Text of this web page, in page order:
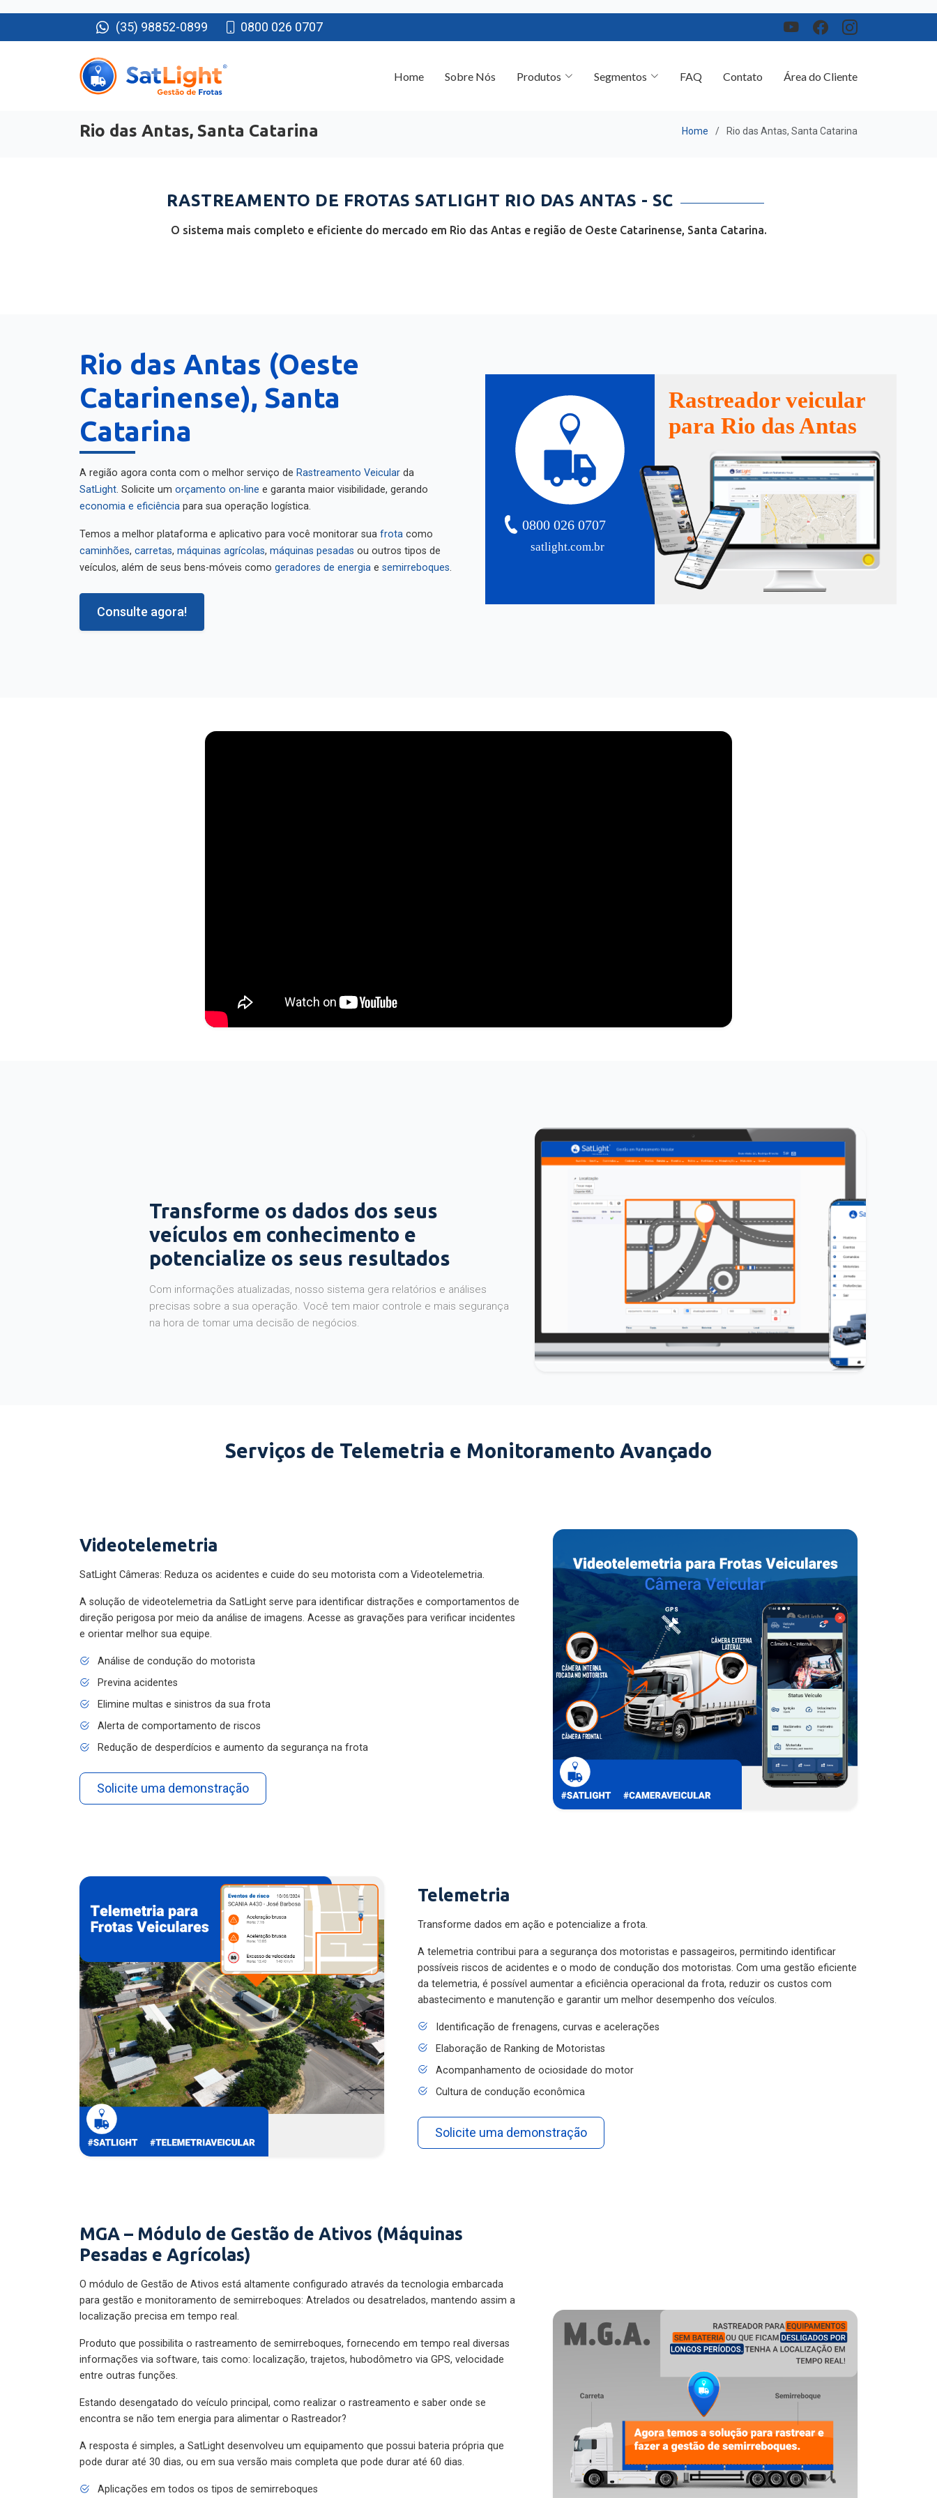
(35) 98852-0899 0800 026 0707
Rio das Antas, Santa Catarina
RASTREAMENTO DE FROTAS SATLIGHT RIO DAS ANTAS - SC
O sistema mais completo e eficiente do mercado em Rio das Antas e região de Oeste Catarinense, Santa Catarina.
Rio das Antas (Oeste
Catarinense), Santa
Catarina
A região agora conta com o melhor serviço de Rastreamento Veicular
da
SatLight
. Solicite um orçamento on-line
e garanta maior visibilidade, gerando
economia e eficiência
para sua operação logística.
Temos a melhor plataforma e aplicativo para você monitorar sua frota
caminhões
máquinas agrícolas máquinas pesadas
ou outros tipos de
veículos, além de seus bens-móveis como
geradores de energia semirreboques
Consulte agora!
satlight.com.br
0800 026 0707
Rastreador veicular
para Rio das Antas
Transforme os dados dos seus
veículos em conhecimento e
potencialize os seus resultados
Com informações atualizadas, nosso sistema gera relatórios e análises
precisas sobre a sua operação. Você tem maior controle e mais segurança
na hora de tomar uma decisão de negócios.
Serviços de Telemetria e Monitoramento Avançado
Videotelemetria
SatLight Câmeras: Reduza os acidentes e cuide do seu motorista com a Videotelemetria.
A solução de videotelemetria da SatLight serve para identificar distrações e comportamentos de
direção perigosa por meio da análise de imagens. Acesse as gravações para verificar incidentes
e orientar melhor sua equipe.
Análise de condução do motorista
Previna acidentes
Elimine multas e sinistros da sua frota
Alerta de comportamento de riscos
Redução de desperdícios e aumento da segurança na frota
Solicite uma demonstração
Telemetria
Transforme dados em ação e potencialize a frota.
A telemetria contribui para a segurança dos motoristas e passageiros, permitindo identificar
possíveis riscos de acidentes e o modo de condução dos motoristas. Com uma gestão eficiente
da telemetria, é possível aumentar a eficiência operacional da frota, reduzir os custos com
abastecimento e manutenção e garantir um melhor desempenho dos veículos.
Identificação de frenagens, curvas e acelerações
Elaboração de Ranking de Motoristas
Acompanhamento de ociosidade do motor
Cultura de condução econômica
Solicite uma demonstração
MGA – Módulo de Gestão de Ativos (Máquinas
Pesadas e Agrícolas)
O módulo de Gestão de Ativos está altamente configurado através da tecnologia embarcada
para gestão e monitoramento de semirreboques: Atrelados ou desatrelados, mantendo assim a
localização precisa em tempo real.
Produto que possibilita o rastreamento de semirreboques, fornecendo em tempo real diversas
informações via software, tais como: localização, trajetos, hubodômetro via GPS, velocidade
entre outras funções.
Estando desengatado do veículo principal, como realizar o rastreamento e saber onde se
encontra se não tem energia para alimentar o Rastreador?
A resposta é simples, a SatLight desenvolveu um equipamento que possui bateria própria que
pode durar até 30 dias, ou em sua versão mais completa que pode durar até 60 dias.
Aplicações em todos os tipos de semirreboques